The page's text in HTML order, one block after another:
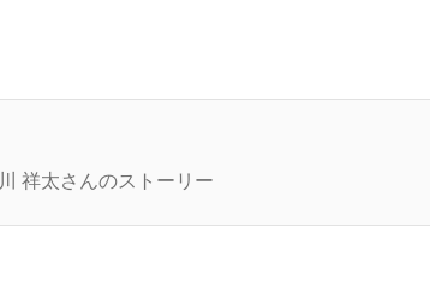
祥太さんのストーリー